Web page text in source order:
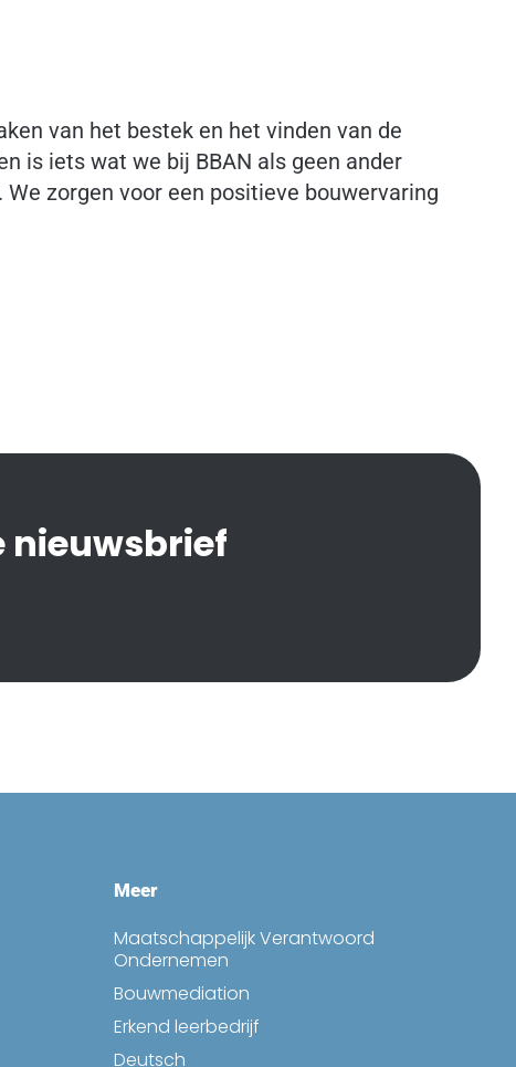
van het bestek en het vinden van de
is iets wat we bij BBAN als geen ander
zorgen voor een positieve bouwervaring
nieuwsbrief
Meer
Maatschappelijk Verantwoord
Ondernemen
Bouwmediation
Erkend leerbedrijf
Deutsch